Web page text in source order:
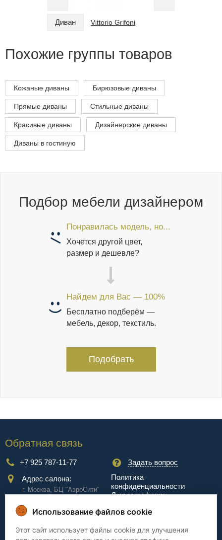
Диван Vittorio Grifoni
Похожие группы товаров
Кожаные диваны Бирюзовые диваны
Прямые диваны Стильные диваны
Красивые диваны Дизайнерские диваны
Диваны в гостиную
Подбор мебели дизайнером
Понравилась модель, но...
Хочется другой цвет,
размер и дешевле?
Найдем для Вас — 100%
Бесплатно подберём —
мебель, декор, текстиль.
Подобрать
Обратная связь
+7 925 787-11-77
Задать вопрос
Адрес салона:
г. Москва, БЦ "АэроCити"
Куркинское ш., стр.2, 17
этаж
Политика
конфиденциальности
Договор-оферта
Сервис
Использование файлов cookie
Этот сайт использует файлы cookie для улучшения